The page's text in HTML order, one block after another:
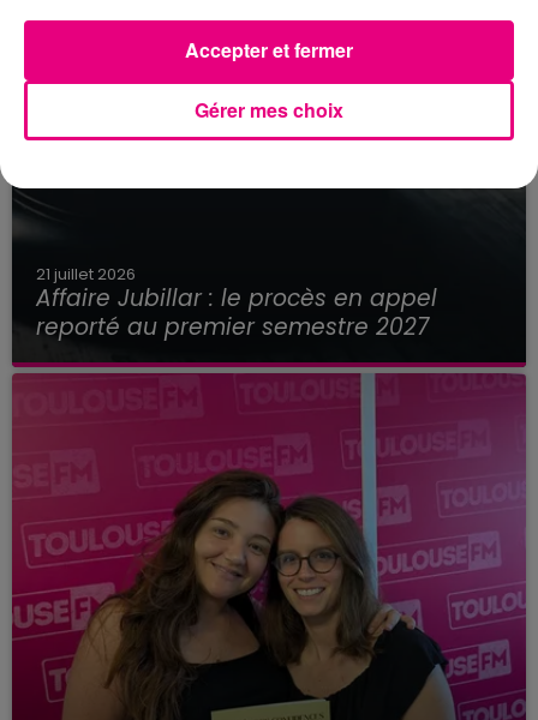
21 juillet 2026
Affaire Jubillar : le procès en appel
reporté au premier semestre 2027
Gérer mes choix
Accepter et fermer